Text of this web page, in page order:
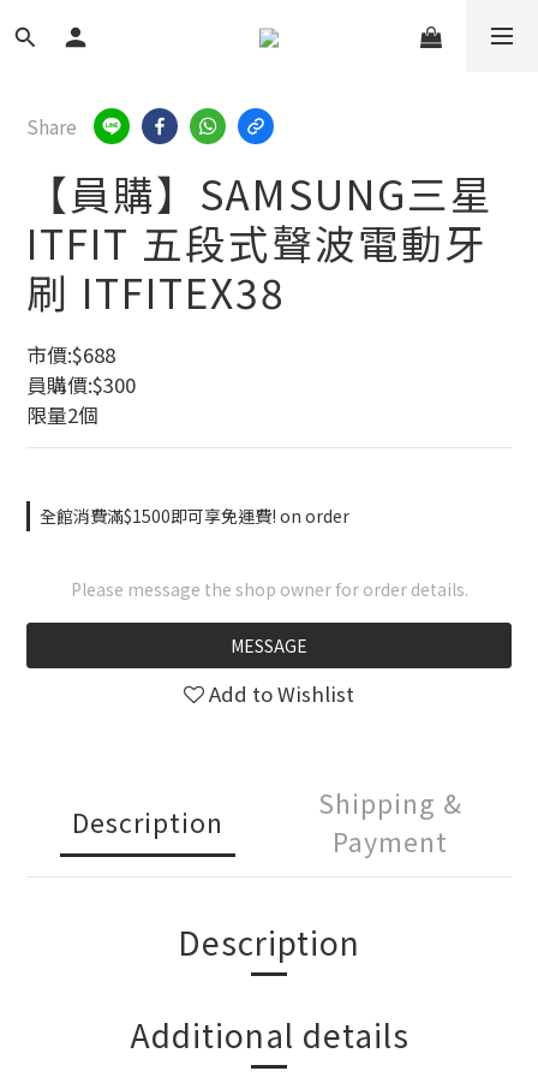
Share
【員購】SAMSUNG三星
ITFIT 五段式聲波電動牙
刷 ITFITEX38
市價:$688
員購價:$300
限量2個
全館消費滿$1500即可享免運費! on order
Please message the shop owner for order details.
MESSAGE
Add to Wishlist
Description
Shipping &
Payment
Description
Additional details